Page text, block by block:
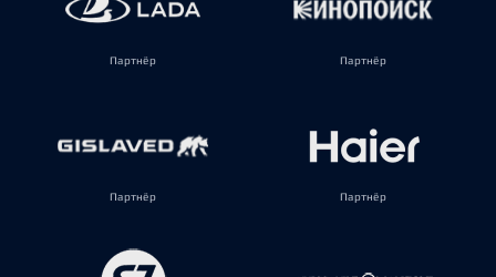
Партнёр Партнёр
Партнёр Партнёр